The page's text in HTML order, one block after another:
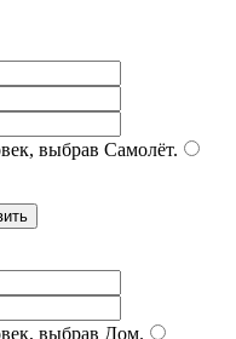
выбрав Самолёт.
выбрав Дом.